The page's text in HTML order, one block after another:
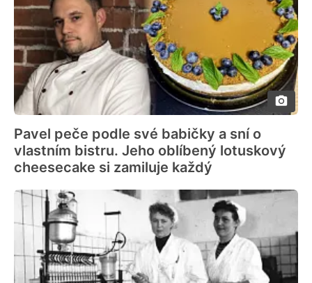
Pavel peče podle své babičky a sní o
vlastním bistru. Jeho oblíbený lotuskový
cheesecake si zamiluje každý